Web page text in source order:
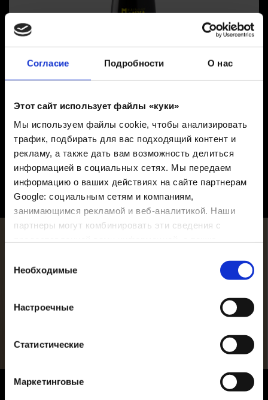
Согласие Подробности О нас
Этот сайт использует файлы «куки»
Мы используем файлы cookie, чтобы анализировать
трафик, подбирать для вас подходящий контент и
рекламу, а также дать вам возможность делиться
информацией в социальных сетях. Мы передаем
информацию о ваших действиях на сайте партнерам
Google: социальным сетям и компаниям,
занимающимся рекламой и веб-аналитикой. Наши
партнеры могут комбинировать эти сведения с
вами их сервисов.
согласия
Необходимые
Настроечные
Статистические
Маркетинговые